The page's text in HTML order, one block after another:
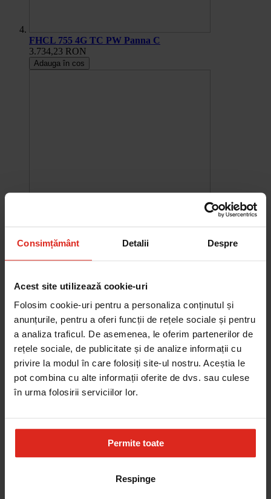
Consimțământ Detalii Despre
Acest site utilizează cookie-uri
Folosim cookie-uri pentru a personaliza conținutul și
anunțurile, pentru a oferi funcții de rețele sociale și pentru
a analiza traficul. De asemenea, le oferim partenerilor de
rețele sociale, de publicitate și de analize informații cu
privire la modul în care folosiți site-ul nostru. Aceștia le
pot combina cu alte informații oferite de dvs. sau culese
în urma folosirii serviciilor lor.
Permite toate
Respinge
FHCL 755 4G TC PW Panna C
3.734,23 RON
Adauga în cos
Plita Gaz FHCR 302 2G HE BK C Nero
Adauga în cos
Plita Gaz FHCR 604 4G HE BK C Nero